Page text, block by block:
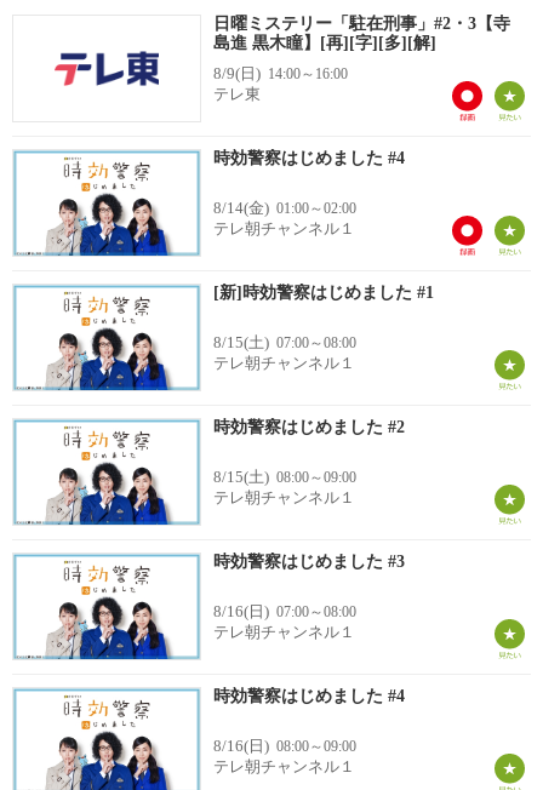
日曜ミステリー「駐在刑事」#2・3【寺
島進 黒木瞳】[再][字][多][解]
8/9(日) 14:00～16:00
テレ東
時効警察はじめました #4
8/14(金) 01:00～02:00
テレ朝チャンネル１
[新]時効警察はじめました #1
8/15(土) 07:00～08:00
テレ朝チャンネル１
時効警察はじめました #2
8/15(土) 08:00～09:00
テレ朝チャンネル１
時効警察はじめました #3
8/16(日) 07:00～08:00
テレ朝チャンネル１
時効警察はじめました #4
8/16(日) 08:00～09:00
テレ朝チャンネル１